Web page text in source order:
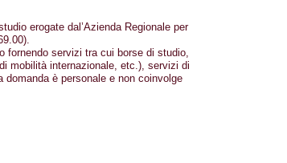
erogate dal’Azienda Regionale per
fornendo servizi tra cui borse di studio,
mobilità internazionale, etc.), servizi di
è personale e non coinvolge